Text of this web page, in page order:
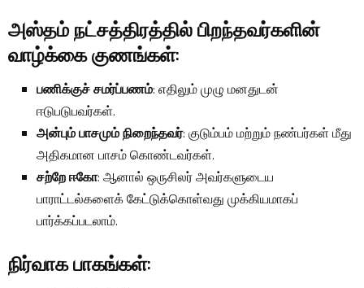
அஸ்தம் நட்சத்திரத்தில் பிறந்தவர்களின்
வாழ்க்கை குணங்கள்:
பணிக்குச் சமர்ப்பணம்: எதிலும் முழு மனதுடன்
ஈடுபடுபவர்கள்.
அன்பும் பாசமும் நிறைந்தவர்: குடும்பம் மற்றும் நண்பர்கள் மீது
அதிகமான பாசம் கொண்டவர்கள்.
சற்றே ஈகோ: ஆனால் ஒருசிலர் அவர்களுடைய
பாராட்டல்களைக் கேட்டுக்கொள்வது முக்கியமாகப்
பார்க்கப்படலாம்.
நிர்வாக பாகங்கள்: